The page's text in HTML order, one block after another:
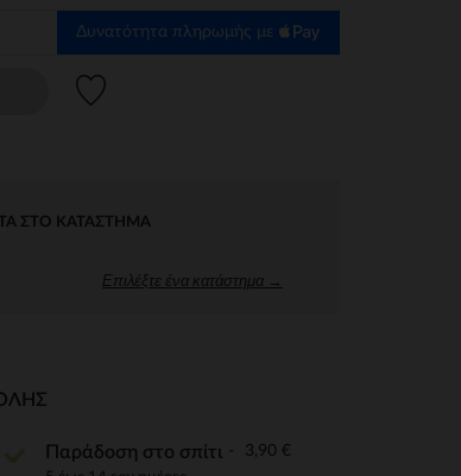
Δυνατότητα πληρωμής με
ΣΤΟ ΚΑΤΆΣΤΗΜΑ
Επιλέξτε ένα κατάστημα →
Παράδοση στο σπίτι 3,90 €